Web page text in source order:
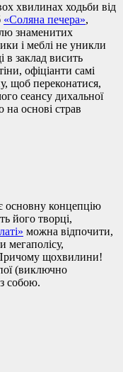
хвилинах ходьби від
«Соляна печера»,
знаменитих
і меблі не уникли
в заклад висить
офіціанти самі
щоб переконатися,
сеансу дихальної
на основі страв
основну концепцію
його творці,
можна відпочити,
мегаполісу,
щохвилини!
(виключно
собою.